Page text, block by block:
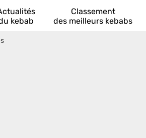
kebab
Classement
des meilleurs kebabs